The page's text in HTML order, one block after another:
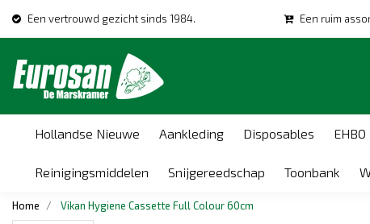
Een vertrouwd gezicht sinds 1984. Een ruim
Hollandse Nieuwe Aankleding Disposables EHBO
Reinigingsmiddelen Snijgereedschap Toonbank
Home Vikan Hygiene Cassette Full Colour 60cm